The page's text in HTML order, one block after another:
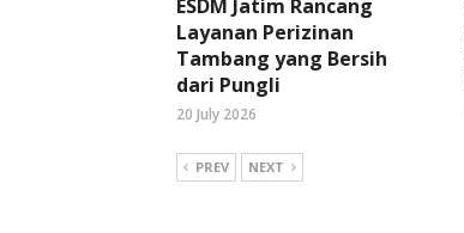
ESDM Jatim Rancang
Layanan Perizinan
Tambang yang Bersih
dari Pungli
20 July 2026
PREV NEXT